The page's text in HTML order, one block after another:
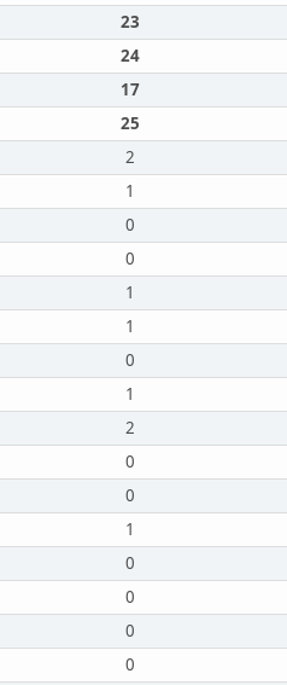
23
24
17
25
2
1
0
0
1
1
0
1
2
0
0
1
0
0
0
0